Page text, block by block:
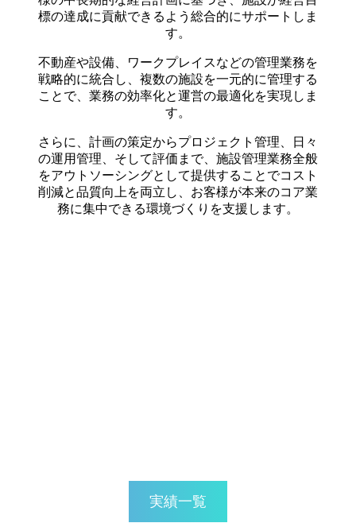
標の達成に貢献できるよう総合的にサポートしま
す。
不動産や設備、ワークプレイスなどの管理業務を
戦略的に統合し、複数の施設を一元的に管理する
ことで、業務の効率化と運営の最適化を実現しま
す。
さらに、計画の策定からプロジェクト管理、日々
の運用管理、そして評価まで、施設管理業務全般
をアウトソーシングとして提供することでコスト
削減と品質向上を両立し、お客様が本来のコア業
務に集中できる環境づくりを支援します。
実績一覧